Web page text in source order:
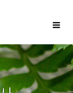
Toggle